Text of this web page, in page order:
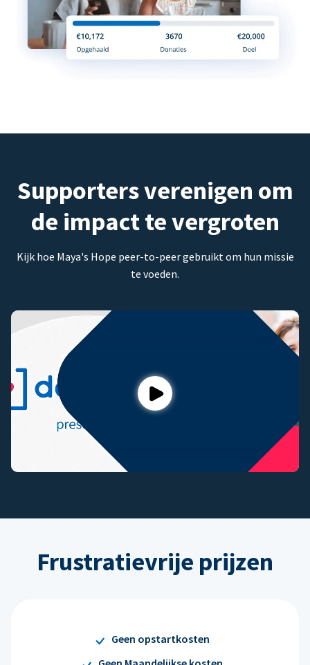
Supporters verenigen om
de impact te vergroten
Kijk hoe Maya's Hope peer-to-peer gebruikt om hun missie
te voeden.
Play
Frustratievrije prijzen
Geen opstartkosten